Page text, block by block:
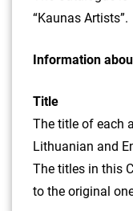
“Kaunas Artists”.
Information
Title
The title of each
Lithuanian and
The titles in this
to the original